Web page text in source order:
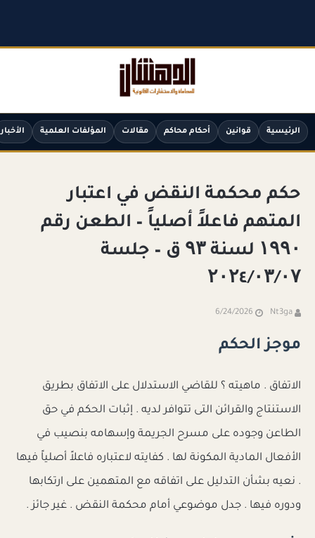
الرئيسية قوانين أحكام محاكم مقالات المؤلفات العلمية الأخبار
حكم محكمة النقض في اعتبار
المتهم فاعلاً أصلياً – الطعن رقم
۱۹۹۰ لسنة ۹۳ ق – جلسة
۲۰۲٤/۰۳/۰۷
Nt3ga
6/24/2026
موجز الحكم
الاتفاق . ماهيته ؟ للقاضي الاستدلال على الاتفاق بطريق
الاستنتاج والقرائن التى تتوافر لديه . إثبات الحكم في حق
الطاعن وجوده على مسرح الجريمة وإسهامه بنصيب في
الأفعال المادية المكونة لها . كفايته لاعتباره فاعلاً أصلياً فيها
. نعيه بشأن التدليل على اتفاقه مع المتهمين على ارتكابها
ودوره فيها . جدل موضوعي أمام محكمة النقض . غير جائز .